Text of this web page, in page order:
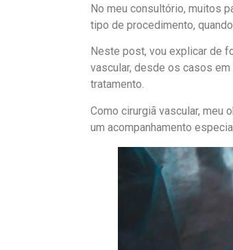
No meu consultório, muitos
tipo de procedimento,
Neste post, vou explicar de
vascular, desde os casos
tratamento.
Como cirurgiã vascular, meu
um acompanhamento